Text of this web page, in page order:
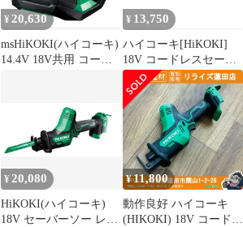
¥ 20,630
msHiKOKI(ハイコーキ)
14.4V 18V共用 コード
AC100V使用可 蓄電
池・充電器別売り
UR18DA(NN)
¥ 13,750
ハイコーキ[HiKOKI]
18V コードレスセーバ
ソー CR18DA(NN) 本体
のみ
¥ 20,080
HiKOKI(ハイコーキ)
18V セーバーソー レシ
¥11,800
動作良好 ハイコーキ
(HIKOKI) 18V コードレ